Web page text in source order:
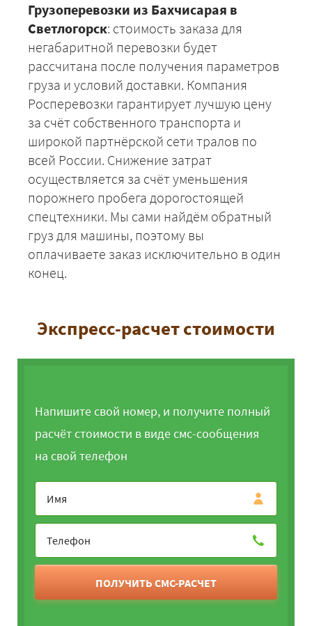
Грузоперевозки из Бахчисарая в
Светлогорск: стоимость заказа для
негабаритной перевозки будет
рассчитана после получения параметров
груза и условий доставки. Компания
Росперевозки гарантирует лучшую цену
за счёт собственного транспорта и
широкой партнёрской сети тралов по
всей России. Снижение затрат
осуществляется за счёт уменьшения
порожнего пробега дорогостоящей
спецтехники. Мы сами найдём обратный
груз для машины, поэтому вы
оплачиваете заказ исключительно в один
конец.
Экспресс-расчет стоимости
Напишите свой номер, и получите полный
расчёт стоимости в виде смс-сообщения
на свой телефон
ПОЛУЧИТЬ СМС-РАСЧЕТ